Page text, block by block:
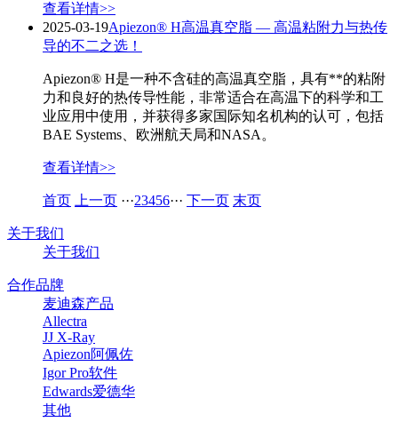
查看详情>>
2025-03-19Apiezon® H高温真空脂 — 高温粘附力与热传
导的不二之选！
Apiezon® H是一种不含硅的高温真空脂，具有**的粘附
力和良好的热传导性能，非常适合在高温下的科学和工
业应用中使用，并获得多家国际知名机构的认可，包括
BAE Systems、欧洲航天局和NASA。
查看详情>>
首页 上一页 ···23456··· 下一页 末页
关于我们
关于我们
合作品牌
麦迪森产品
Allectra
JJ X-Ray
Apiezon阿佩佐
Igor Pro软件
Edwards爱德华
其他